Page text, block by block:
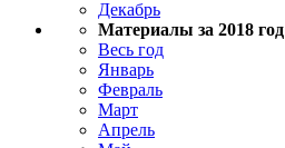
Декабрь
Материалы за 2018 год
Весь год
Январь
Февраль
Март
Апрель